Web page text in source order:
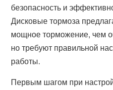
безопасность и
Дисковые тормоза
мощное торможение, чем
но требуют правильной
работы.
Первым шагом при